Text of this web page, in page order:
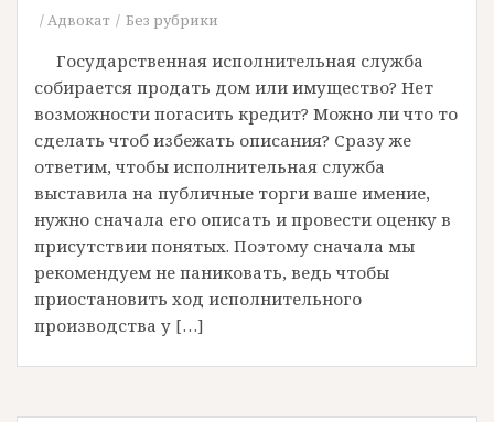
Адвокат Без рубрики
Государственная исполнительная служба
собирается продать дом или имущество? Нет
возможности погасить кредит? Можно ли что то
сделать чтоб избежать описания? Сразу же
ответим, чтобы исполнительная служба
выставила на публичные торги ваше имение,
нужно сначала его описать и провести оценку в
присутствии понятых. Поэтому сначала мы
рекомендуем не паниковать, ведь чтобы
приостановить ход исполнительного
производства у […]